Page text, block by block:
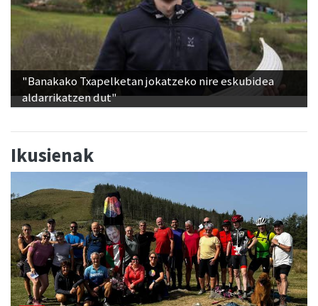
"Banakako Txapelketan jokatzeko nire eskubidea
aldarrikatzen dut"
Ikusienak